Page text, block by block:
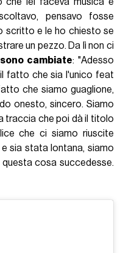
che lei faceva musica e
pensavo fosse
scritto e le ho chiesto se
un pezzo. Da lì non ci
cambiate: "Adesso
fatto che sia l'unico feat
che siamo guaglione,
onesto, sincero. Siamo
traccia che poi dà il titolo
che ci siamo riuscite
sia stata lontana, siamo
cosa succedesse.